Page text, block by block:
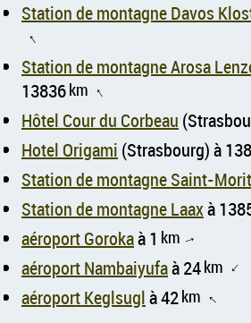
Station de montagne Davos
↑
Station de montagne Arosa
13836km ↑
Hôtel Cour du Corbeau
Hotel Origami (Strasbourg) à
Station de montagne Saint-
Station de montagne Laaxà
aéroport Gorokaà 1 km ↑
aéroport Nambaiyufaà 24km ↑
aéroport Keglsuglà 42km ↑